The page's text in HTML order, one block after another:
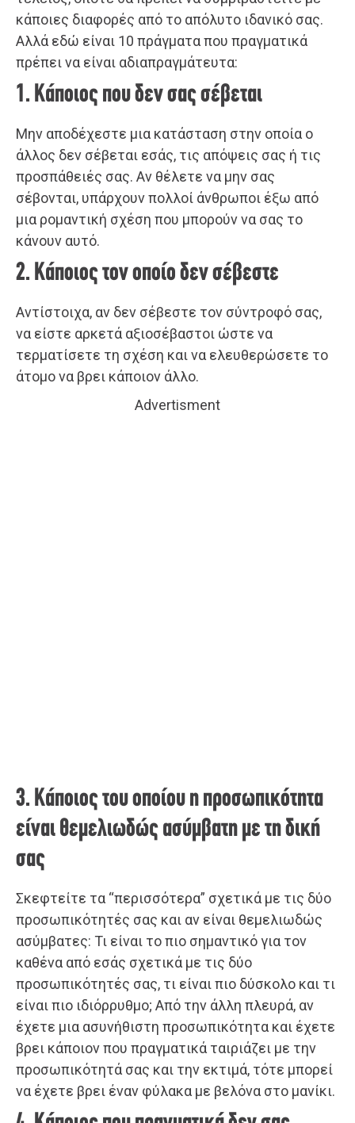
κάποιες διαφορές από το απόλυτο ιδανικό σας.
Αλλά εδώ είναι 10 πράγματα που πραγματικά
πρέπει να είναι αδιαπραγμάτευτα:
1. Κάποιος που δεν σας σέβεται
Μην αποδέχεστε μια κατάσταση στην οποία ο
άλλος δεν σέβεται εσάς, τις απόψεις σας ή τις
προσπάθειές σας. Αν θέλετε να μην σας
σέβονται, υπάρχουν πολλοί άνθρωποι έξω από
μια ρομαντική σχέση που μπορούν να σας το
κάνουν αυτό.
2. Κάποιος τον οποίο δεν σέβεστε
Αντίστοιχα, αν δεν σέβεστε τον σύντροφό σας,
να είστε αρκετά αξιοσέβαστοι ώστε να
τερματίσετε τη σχέση και να ελευθερώσετε το
άτομο να βρει κάποιον άλλο.
Advertisment
3. Κάποιος του οποίου η προσωπικότητα
είναι θεμελιωδώς ασύμβατη με τη δική
σας
Σκεφτείτε τα “περισσότερα” σχετικά με τις δύο
προσωπικότητές σας και αν είναι θεμελιωδώς
ασύμβατες: Τι είναι το πιο σημαντικό για τον
καθένα από εσάς σχετικά με τις δύο
προσωπικότητές σας, τι είναι πιο δύσκολο και τι
είναι πιο ιδιόρρυθμο; Από την άλλη πλευρά, αν
έχετε μια ασυνήθιστη προσωπικότητα και έχετε
βρει κάποιον που πραγματικά ταιριάζει με την
προσωπικότητά σας και την εκτιμά, τότε μπορεί
να έχετε βρει έναν φύλακα με βελόνα στο μανίκι.